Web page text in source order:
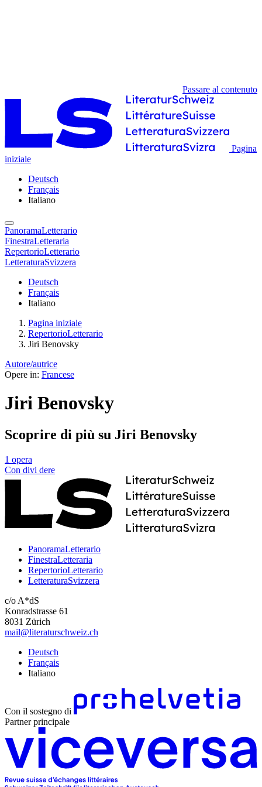
Passare al contenuto
Pagina
iniziale
Deutsch
Français
Italiano
PanoramaLetterario
FinestraLetteraria
RepertorioLetterario
LetteraturaSvizzera
Deutsch
Français
Italiano
Pagina iniziale
RepertorioLetterario
Jiri Benovsky
Autore/autrice
Opere in: Francese
Jiri Benovsky
Scoprire di più su Jiri Benovsky
1 opera
Con divi dere
PanoramaLetterario
FinestraLetteraria
RepertorioLetterario
LetteraturaSvizzera
c/o A*dS
Konradstrasse 61
8031 Zürich
mail@literaturschweiz.ch
Deutsch
Français
Italiano
Con il sostegno di
Partner principale